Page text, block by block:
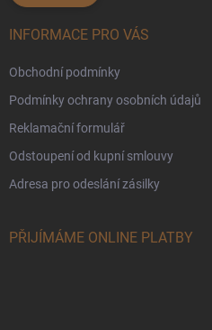
INFORMACE PRO VÁS
Obchodní podmínky
Podmínky ochrany osobních údajů
Reklamační formulář
Odstoupení od kupní smlouvy
Adresa pro odeslání zásilky
PŘIJÍMÁME ONLINE PLATBY